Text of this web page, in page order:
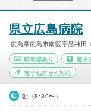
県立広島病院
広島県広島市南区宇品神田
駐車場あり 電子
電子処方せん対応
朝（8:30〜）